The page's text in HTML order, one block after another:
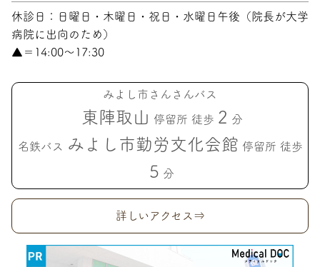
休診日：日曜日・木曜日・祝日・水曜日午後（院長が大学
病院に出向のため）
▲＝14:00〜17:30
みよし市さんさんバス
東陣取山 停留所 徒歩 2 分
名鉄バス みよし市勤労文化会館 停留所 徒歩
5 分
詳しいアクセス⇒